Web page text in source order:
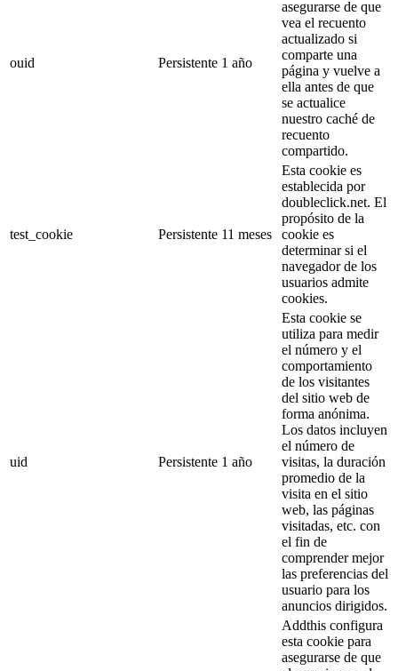
ouid Persistente 1 año
asegurarse de que
vea el recuento
actualizado si
comparte una
página y vuelve a
ella antes de que
se actualice
nuestro caché de
recuento
compartido.
test_cookie Persistente 11 meses
Esta cookie es
establecida por
doubleclick.net. El
propósito de la
cookie es
determinar si el
navegador de los
usuarios admite
cookies.
uid Persistente 1 año
Esta cookie se
utiliza para medir
el número y el
comportamiento
de los visitantes
del sitio web de
forma anónima.
Los datos incluyen
el número de
visitas, la duración
promedio de la
visita en el sitio
web, las páginas
visitadas, etc. con
el fin de
comprender mejor
las preferencias del
usuario para los
anuncios dirigidos.
Addthis configura
esta cookie para
asegurarse de que